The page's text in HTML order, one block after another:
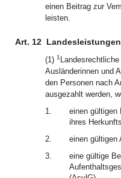
einen Beitrag zur
leisten.
Art. 12 Landesleistungen
(1) 1
Ausländerinnen und
den Personen nach
ausgezahlt werden,
1.
einen gültigen
ihres
2.
einen gültigen
3.
eine gültige